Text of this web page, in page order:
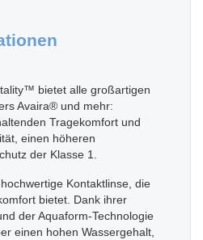
bietet alle großartigen
Avaira® und mehr:
Tragekomfort und
einen höheren
der Klasse 1.
Kontaktlinse, die
bietet. Dank ihrer
der Aquaform-Technologie
einen hohen Wassergehalt,